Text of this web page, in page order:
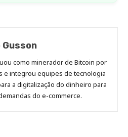
Gusson
como minerador de Bitcoin por
e integrou equipes de tecnologia
a digitalização do dinheiro para
do e-commerce.